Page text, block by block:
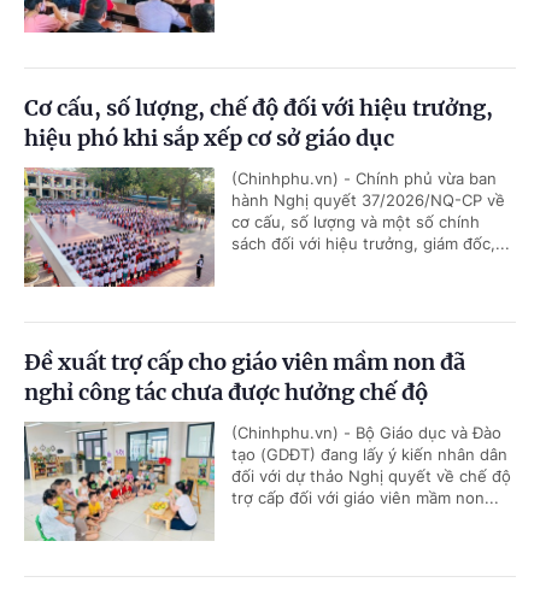
Cơ cấu, số lượng, chế độ đối với hiệu trưởng,
hiệu phó khi sắp xếp cơ sở giáo dục
(Chinhphu.vn) - Chính phủ vừa ban
hành Nghị quyết 37/2026/NQ-CP về
cơ cấu, số lượng và một số chính
sách đối với hiệu trưởng, giám đốc,...
Đề xuất trợ cấp cho giáo viên mầm non đã
nghỉ công tác chưa được hưởng chế độ
(Chinhphu.vn) - Bộ Giáo dục và Đào
tạo (GDĐT) đang lấy ý kiến nhân dân
đối với dự thảo Nghị quyết về chế độ
trợ cấp đối với giáo viên mầm non...